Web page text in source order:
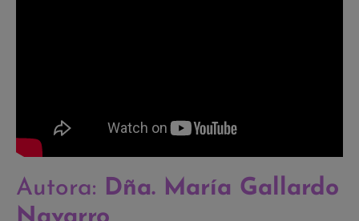
Autora: Dña. María Gallardo